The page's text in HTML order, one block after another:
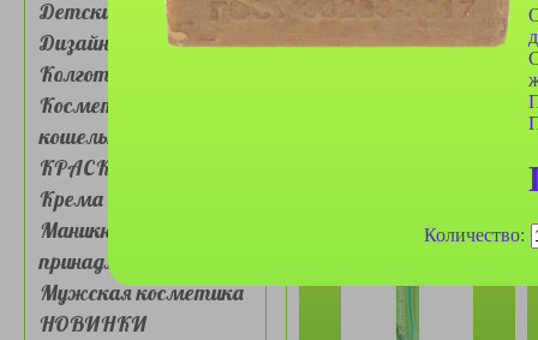
Количество:
Детские товары
Дизайн для ногтей
Колготки, носочки
Косметички, сумочки,
кошельки
КРАСКА ДЛЯ ВОЛОС
Крема для лица и глаз
Маникюрные
принадлежности
Мужская косметика
НОВИНКИ